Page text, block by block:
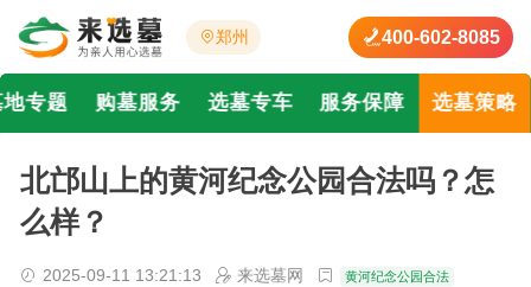
郑州 400-602-8085
地专题 购墓服务 选墓专车 服务保障 选墓策略
北邙山上的黄河纪念公园合法吗？怎
么样？
2025-09-11 13:21:13 来选墓网 黄河纪念公园合法